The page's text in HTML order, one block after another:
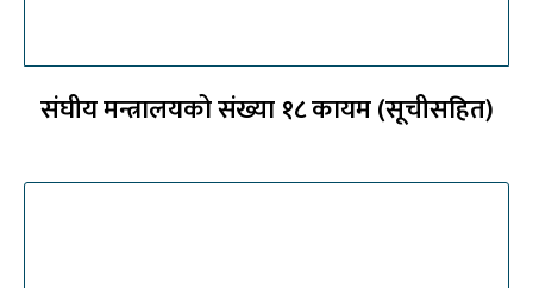
संघीय मन्त्रालयको संख्या १८ कायम (सूचीसहित)